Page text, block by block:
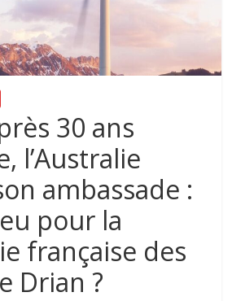
30 ans
l’Australie
ambassade :
pour la
française des
Drian ?